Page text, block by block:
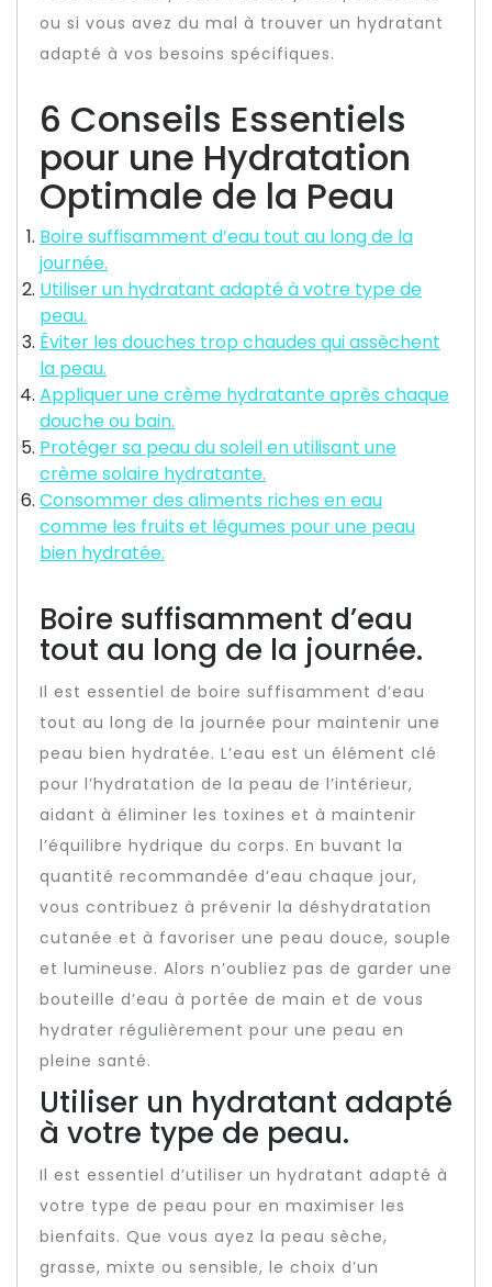
ou si vous avez du mal à trouver un hydratant
adapté à vos besoins spécifiques.
6 Conseils Essentiels
pour une Hydratation
Optimale de la Peau
Boire suffisamment d’eau tout au long de la
journée.
Utiliser un hydratant adapté à votre type de
peau.
Éviter les douches trop chaudes qui assèchent
la peau.
Appliquer une crème hydratante après chaque
douche ou bain.
Protéger sa peau du soleil en utilisant une
crème solaire hydratante.
Consommer des aliments riches en eau
comme les fruits et légumes pour une peau
bien hydratée.
Boire suffisamment d’eau
tout au long de la journée.
Il est essentiel de boire suffisamment d’eau
tout au long de la journée pour maintenir une
peau bien hydratée. L’eau est un élément clé
pour l’hydratation de la peau de l’intérieur,
aidant à éliminer les toxines et à maintenir
l’équilibre hydrique du corps. En buvant la
quantité recommandée d’eau chaque jour,
vous contribuez à prévenir la déshydratation
cutanée et à favoriser une peau douce, souple
et lumineuse. Alors n’oubliez pas de garder une
bouteille d’eau à portée de main et de vous
hydrater régulièrement pour une peau en
pleine santé.
Utiliser un hydratant adapté
à votre type de peau.
Il est essentiel d’utiliser un hydratant adapté à
votre type de peau pour en maximiser les
bienfaits. Que vous ayez la peau sèche,
grasse, mixte ou sensible, le choix d’un